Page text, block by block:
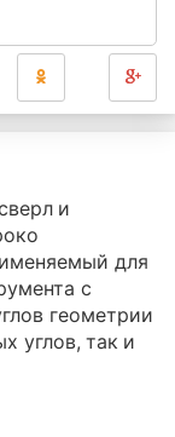
и
для
с
геометрии
углов, так и